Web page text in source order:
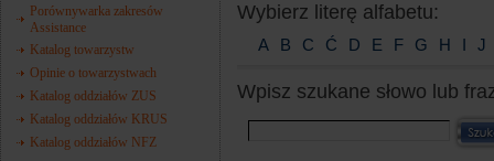
Porównywarka zakresów
Assistance
Katalog towarzystw
Opinie o towarzystwach
Katalog oddziałów ZUS
Katalog oddziałów KRUS
Katalog oddziałów NFZ
Wybierz literę alfabetu:
A B C Ć D E F G H I J
Wpisz szukane słowo lub